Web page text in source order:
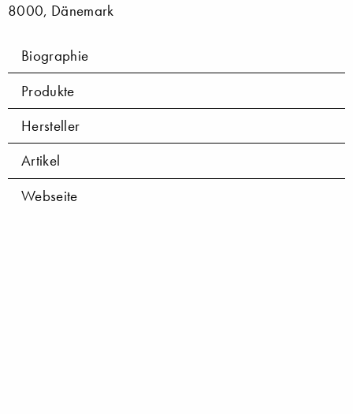
8000, Dänemark
Biographie
Produkte
Hersteller
Artikel
Webseite